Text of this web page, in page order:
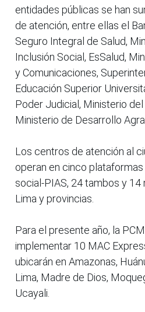
entidades públicas se han
de atención, entre ellas el
Seguro Integral de Salud,
Inclusión Social, EsSalud,
y Comunicaciones,
Educación Superior
Poder Judicial, Ministerio del
Ministerio de Desarrollo
Los centros de atención al
operan en cinco
social-PIAS, 24 tambos y 14
Lima y provincias.
Para el presente año, la
implementar 10 MAC
ubicarán en Amazonas,
Lima, Madre de Dios,
Ucayali.